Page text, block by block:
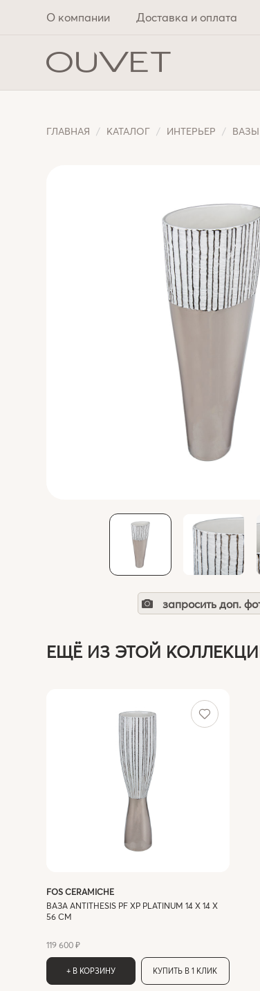
О компании Доставка и оплата
ГЛАВНАЯ КАТАЛОГ ИНТЕРЬЕР ВАЗЫ
запросить доп.
ЕЩЁ ИЗ ЭТОЙ
FOS CERAMICHE
ВАЗА ANTITHESIS PF XP PLATINUM 14 X 14 X
56 СМ
119 600 ₽
+ В КОРЗИНУ КУПИТЬ В 1 КЛИК